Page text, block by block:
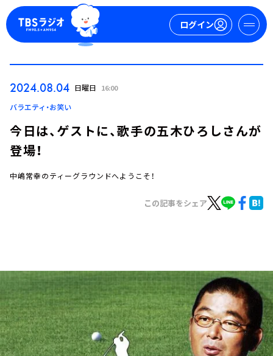
ログイン
ログイン
お知らせ
イベント・グッズ
YouTube
会社情報
2024.08.04 日曜日 16:00
バラエティ・お笑い
今日は、ゲストに、歌手の五木ひろしさんが
登場！
中嶋常幸のティーグラウンドへようこそ！
この記事をシェア